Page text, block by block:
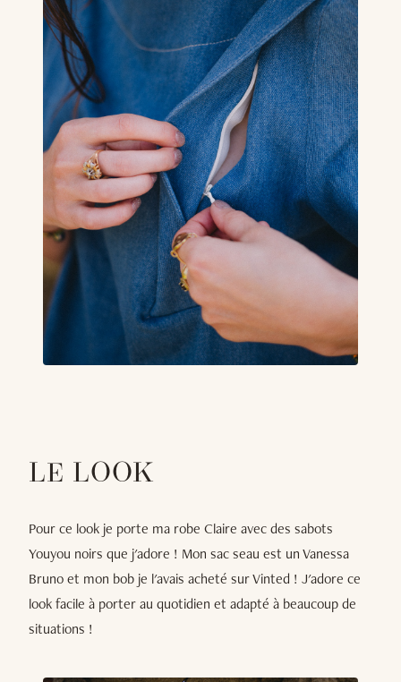
LE LOOK
Pour ce look je porte ma robe Claire avec des sabots
Youyou noirs que j'adore ! Mon sac seau est un Vanessa
Bruno et mon bob je l'avais acheté sur Vinted ! J'adore ce
look facile à porter au quotidien et adapté à beaucoup de
situations !